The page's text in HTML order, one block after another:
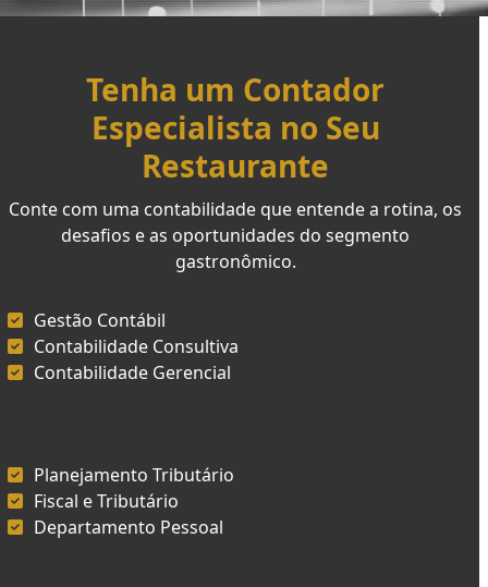
Tenha um Contador
Especialista no Seu
Restaurante
Conte com uma contabilidade que entende a rotina, os
desafios e as oportunidades do segmento
gastronômico.
Gestão Contábil
Contabilidade Consultiva
Contabilidade Gerencial
Planejamento Tributário
Fiscal e Tributário
Departamento Pessoal